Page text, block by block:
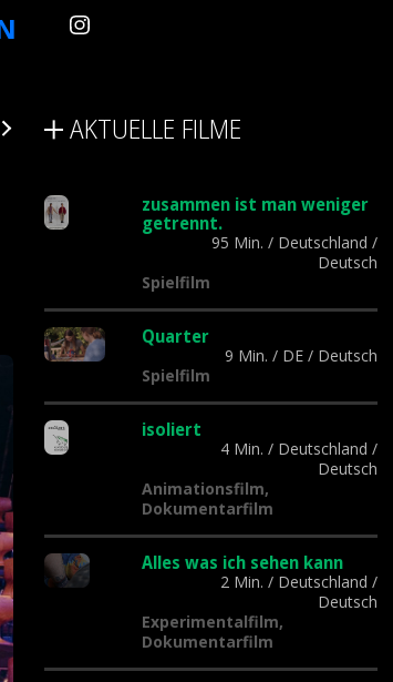
AKTUELLE FILME
zusammen ist man weniger
getrennt.
95 Min. / Deutschland /
Deutsch
Spielfilm
Quarter
9 Min. / DE / Deutsch
Spielfilm
isoliert
4 Min. / Deutschland /
Deutsch
Animationsfilm,
Dokumentarfilm
Alles was ich sehen kann
2 Min. / Deutschland /
Deutsch
Experimentalfilm,
Dokumentarfilm